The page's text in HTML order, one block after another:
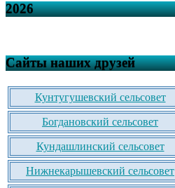
2026
Сайты наших друзей
Кунтугушевский сельсовет
Богдановский сельсовет
Кундашлинский сельсовет
Нижнекарышевский сельсовет